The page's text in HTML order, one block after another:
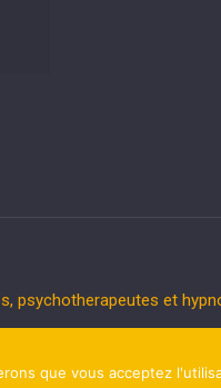
psychotherapeutes et
que vous acceptez